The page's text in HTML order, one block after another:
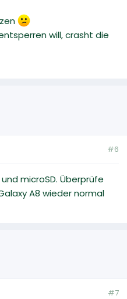
will, crasht die
#6
microSD. Überprüfe
A8 wieder normal
#7